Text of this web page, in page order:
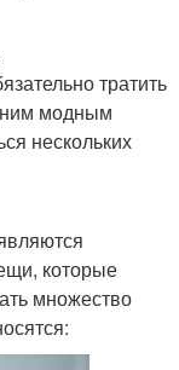
тратить
модным
нескольких
которые
множество